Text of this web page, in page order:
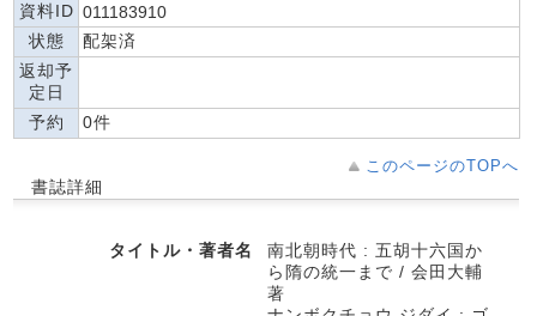
資料ID 011183910
状態
配架済
返却予
定日
予約
0件
このページのTOPへ
書誌詳細
タイトル・著者名
南北朝時代 : 五胡十六国か
ら隋の統一まで / 会田大輔
著